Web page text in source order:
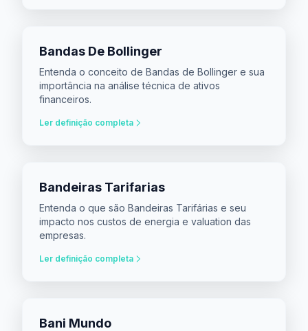
Bandas De Bollinger
Entenda o conceito de Bandas de Bollinger e sua
importância na análise técnica de ativos
financeiros.
Ler definição completa
Bandeiras Tarifarias
Entenda o que são Bandeiras Tarifárias e seu
impacto nos custos de energia e valuation das
empresas.
Ler definição completa
Bani Mundo